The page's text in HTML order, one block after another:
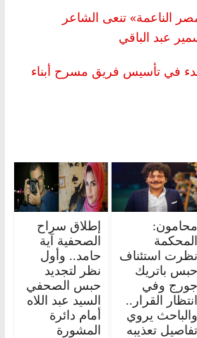
الناعمة» تنعى الشاعر
عبد الباقي
في تأسيس فريق مسرح أبناء
محامون:
المحكمة
نظرت استئناف
حبس باتريك
جورج وفي
انتظار القرار..
والباحث يروي
تفاصيل تعذيبه
إطلاق سراح
الصحفية آية
حامد.. وأول
نظر لتجديد
حبس الصحفي
السيد عبد اللاه
أمام دائرة
المشورة